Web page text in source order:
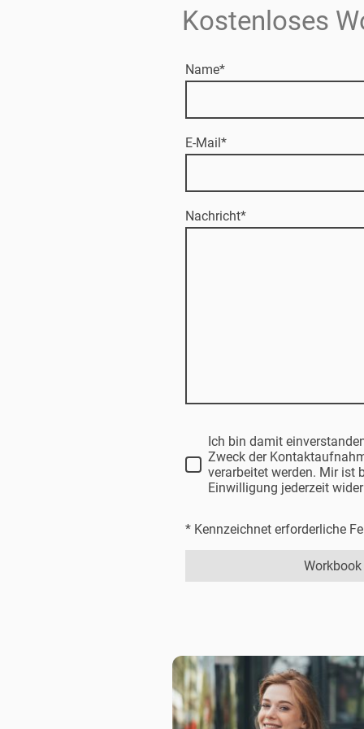
Kostenloses
Name*
E-Mail*
Nachricht*
Ich bin damit
Zweck der
verarbeitet werden. Mir ist
Einwilligung jederzeit
* Kennzeichnet erforderliche